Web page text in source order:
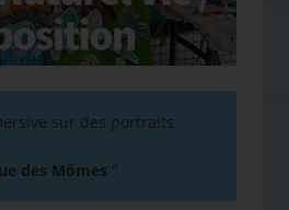
sur des portraits
des Mômes "